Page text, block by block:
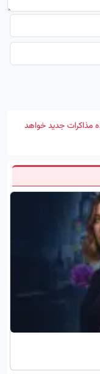
مذاکرات جدید خواهد